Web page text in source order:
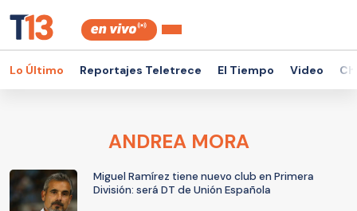
Lo Último Reportajes Teletrece El Tiempo Video
ANDREA MORA
Miguel Ramírez tiene nuevo club en Primera
División: será DT de Unión Española